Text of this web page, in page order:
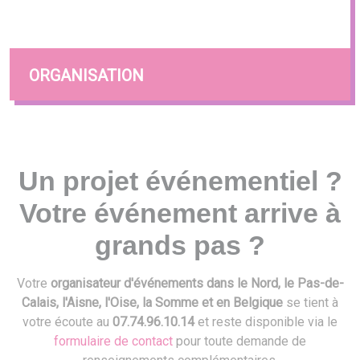
ORGANISATION
Un projet événementiel ?
Votre événement arrive à
grands pas ?
Votre organisateur d'événements dans le Nord, le Pas-de-
Calais, l'Aisne, l'Oise, la Somme et en Belgique se tient à
votre écoute au 07.74.96.10.14et reste disponible via le
formulaire de contact pour toute demande de